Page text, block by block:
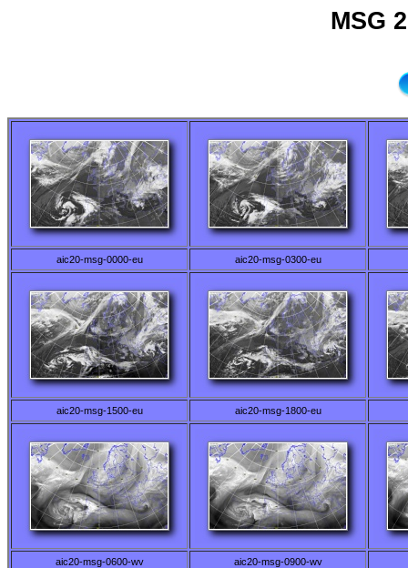
MSG
aic20-msg-0000-eu aic20-msg-0300-eu
aic20-msg-1500-eu aic20-msg-1800-eu
aic20-msg-0600-wv aic20-msg-0900-wv